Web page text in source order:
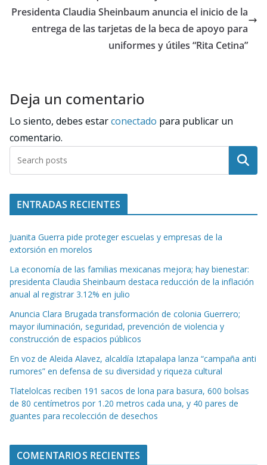
Presidenta Claudia Sheinbaum anuncia el inicio de la
entrega de las tarjetas de la beca de apoyo para
uniformes y útiles “Rita Cetina”
Deja un comentario
Lo siento, debes estarconectado para publicar un
comentario.
Buscar
ENTRADAS RECIENTES
Juanita Guerra pide proteger escuelas y empresas de la
extorsión en morelos
La economía de las familias mexicanas mejora; hay bienestar:
presidenta Claudia Sheinbaum destaca reducción de la inflación
anual al registrar 3.12% en julio
Anuncia Clara Brugada transformación de colonia Guerrero;
mayor iluminación, seguridad, prevención de violencia y
construcción de espacios públicos
En voz de Aleida Alavez, alcaldía Iztapalapa lanza “campaña anti
rumores” en defensa de su diversidad y riqueza cultural
Tlatelolcas reciben 191 sacos de lona para basura, 600 bolsas
de 80 centímetros por 1.20 metros cada una, y 40 pares de
guantes para recolección de desechos
COMENTARIOS RECIENTES